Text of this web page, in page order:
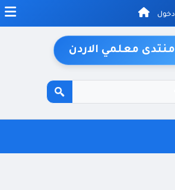
دخول
منتدى معلمي الاردن